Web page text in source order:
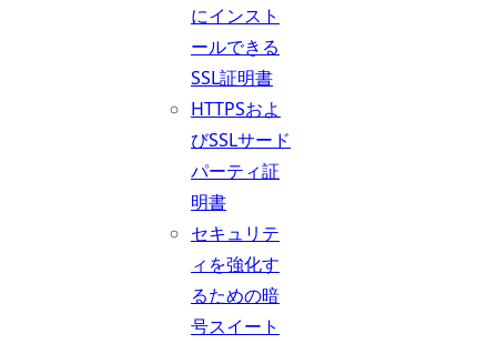
にインスト
ールできる
SSL証明書
HTTPSおよ
びSSLサード
パーティ証
明書
セキュリテ
ィを強化す
るための暗
号スイート